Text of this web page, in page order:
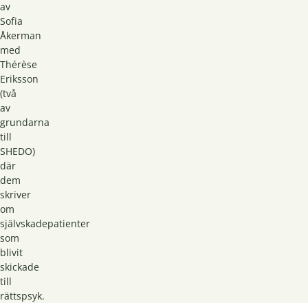
av
Sofia
Åkerman
med
Thérèse
Eriksson
(två
av
grundarna
till
SHEDO)
där
dem
skriver
om
självskadepatienter
som
blivit
skickade
till
rättspsyk.